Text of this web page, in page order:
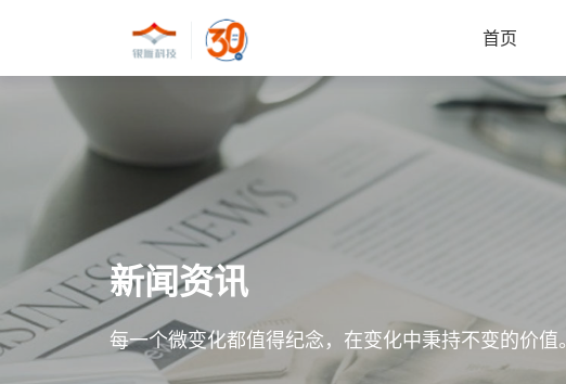
首页
新闻资讯
每一个微变化都值得纪念，在变化中秉持不变的价值。